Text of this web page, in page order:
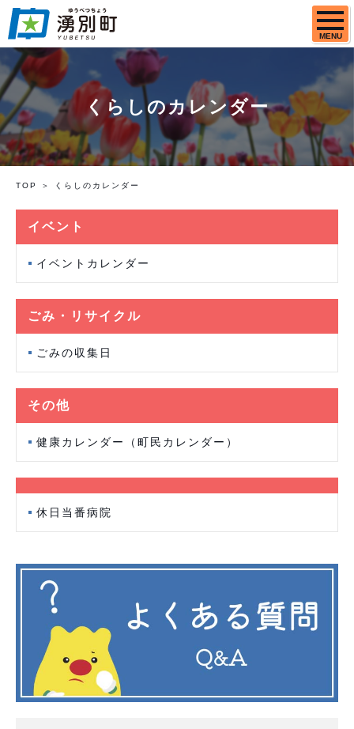
MENU
くらしのカレンダー
TOP くらしのカレンダー
イベント
イベントカレンダー
ごみ・リサイクル
ごみの収集日
その他
健康カレンダー（町民カレンダー）
休日当番病院